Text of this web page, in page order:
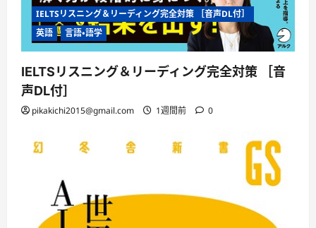
IELTSリスニング＆リーディング完全対策 ［音声DL付］
英語
言語・語学
IELTSリスニング＆リーディング完全対策 ［音
声DL付］
pikakichi2015@gmail.com 1週間前 0